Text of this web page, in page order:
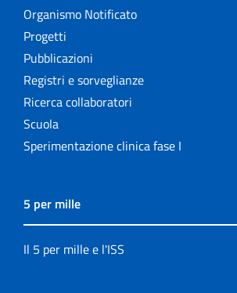
Organismo Notificato
Progetti
Pubblicazioni
Registri e sorveglianze
Ricerca collaboratori
Scuola
Sperimentazione clinica fase I
5 per mille
Il 5 per mille e l'ISS